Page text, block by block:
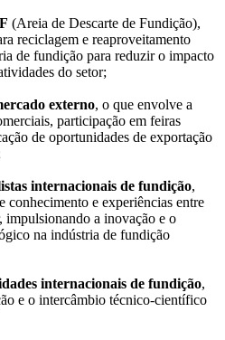
(Areia de Descarte de Fundição),
reciclagem e reaproveitamento
de fundição para reduzir o impacto
do setor;
externo, o que envolve a
participação em feiras
de oportunidades de exportação
internacionais de fundição,
conhecimento e experiências entre
impulsionando a inovação e o
na indústria de fundição
internacionais de fundição,
e o intercâmbio técnico-científico